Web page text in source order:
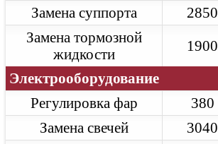
Замена суппорта 2850
Замена тормозной
жидкости
1900
Электрооборудование
Регулировка фар
380
Замена свечей
3040
Ремонт турбины
Ремонт редуктора
Range Rover Evoque
Техническое обслуживание
Замена масла в двигателе
Замена масла в АКПП
Замена тормозных колодок
Замена ремня ГРМ
Ремонт двигателя